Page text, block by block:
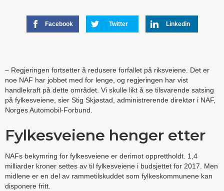
Facebook Twitter Linkedin
– Regjeringen fortsetter å redusere forfallet på riksveiene. Det er
noe NAF har jobbet med for lenge, og regjeringen har vist
handlekraft på dette området. Vi skulle likt å se tilsvarende satsing
på fylkesveiene, sier Stig Skjøstad, administrerende direktør i NAF,
Norges Automobil-Forbund.
Fylkesveiene henger etter
NAFs bekymring for fylkesveiene er derimot opprettholdt. 1,4
milliarder kroner settes av til fylkesveiene i budsjettet for 2017. Men
midlene er en del av rammetilskuddet som fylkeskommunene kan
disponere fritt.